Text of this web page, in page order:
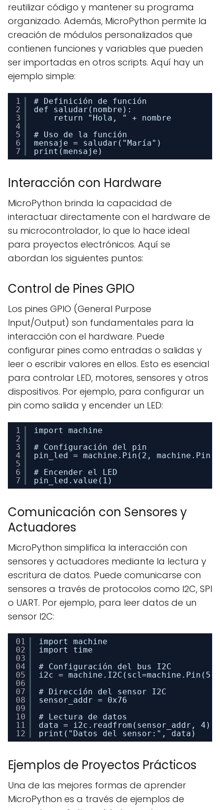
reutilizar código y mantener su programa
organizado. Además, MicroPython permite la
creación de módulos personalizados que
contienen funciones y variables que pueden
ser importadas en otros scripts. Aquí hay un
ejemplo simple:
1
2
3
4
5
6
7
# Definición de función
def saludar(nombre):
return "Hola, " + nombre
# Uso de la función
mensaje = saludar("María")
print(mensaje)
Interacción con Hardware
MicroPython brinda la capacidad de
interactuar directamente con el hardware de
su microcontrolador, lo que lo hace ideal
para proyectos electrónicos. Aquí se
abordan los siguientes puntos:
Control de Pines GPIO
Los pines GPIO (General Purpose
Input/Output) son fundamentales para la
interacción con el hardware. Puede
configurar pines como entradas o salidas y
leer o escribir valores en ellos. Esto es esencial
para controlar LED, motores, sensores y otros
dispositivos. Por ejemplo, para configurar un
pin como salida y encender un LED:
1
2
3
4
5
6
7
import machine
# Configuración del pin
pin_led = machine.Pin(2,
# Encender el LED
pin_led.value(1)
Comunicación con Sensores y
Actuadores
MicroPython simplifica la interacción con
sensores y actuadores mediante la lectura y
escritura de datos. Puede comunicarse con
sensores a través de protocolos como I2C, SPI
o UART. Por ejemplo, para leer datos de un
sensor I2C:
01
02
03
04
05
06
07
08
09
10
11
12
import machine
import time
# Configuración del bus I2C
i2c =
# Dirección del sensor I2C
sensor_addr = 0x76
# Lectura de datos
data = i2c.readfrom(sensor_addr, 4)
print("Datos del sensor:", data)
Ejemplos de Proyectos Prácticos
Una de las mejores formas de aprender
MicroPython es a través de ejemplos de